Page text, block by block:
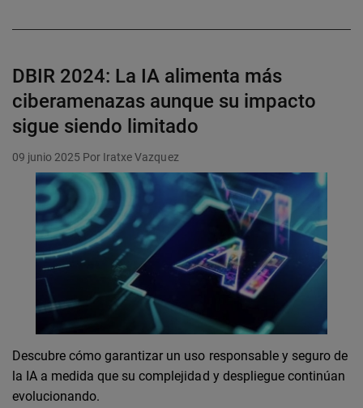
DBIR 2024: La IA alimenta más
ciberamenazas aunque su impacto
sigue siendo limitado
09 junio 2025 Por Iratxe Vazquez
Descubre cómo garantizar un uso responsable y seguro de
la IA a medida que su complejidad y despliegue continúan
evolucionando.